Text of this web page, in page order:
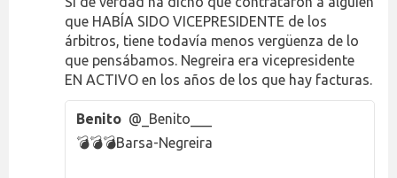
que HABÍA SIDO VICEPRESIDENTE de los
árbitros, tiene todavía menos vergüenza de lo
que pensábamos. Negreira era vicepresidente
EN ACTIVO en los años de los que hay facturas.
Benito @_Benito___
💣💣💣Barsa-Negreira